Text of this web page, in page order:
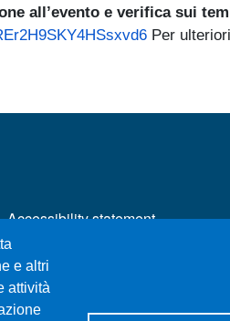
all’evento e verifica sui
Per
e altri
attività
Accessibility statement
Privacy and cookie policy
Sitemap